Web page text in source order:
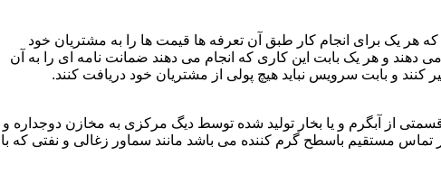
هر یک برای انجام کار طبق آن تعرفه ها قیمت ها را به مشتریان خود
دهند و هر یک بابت این کاری که انجام می دهند ضمانت نامه ای را به آن
و بابت سرویس نباید هیچ پولی از مشتریان خود دریافت کنند.
آبگرم و یا بخار تولید شده توسط دیگ مرکزی به مخازن دوجداره و
مستقیم باسطح گرم کننده می باشد مانند سماور زغالی و نفتی که با